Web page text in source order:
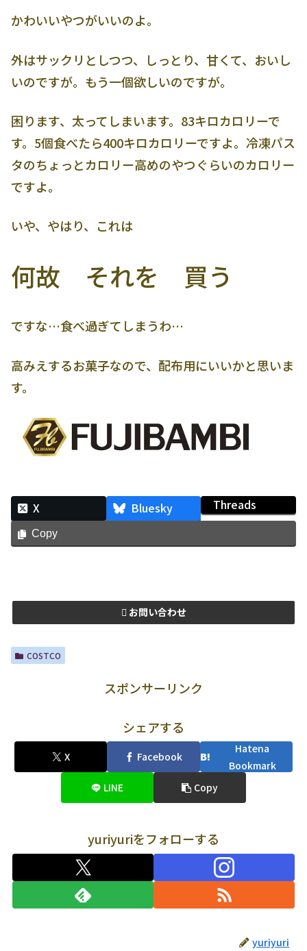
かわいいやつがいいのよ。
外はサックリとしつつ、しっとり、甘くて、おいし
いのですが。もう一個欲しいのですが。
困ります、太ってしまいます。83キロカロリーで
す。5個食べたら400キロカロリーですよ。冷凍パス
タのちょっとカロリー高めのやつぐらいのカロリー
ですよ。
いや、やはり、これは
何故 それを 買う
ですな…食べ過ぎてしまうわ…
高みえするお菓子なので、配布用にいいかと思いま
す。
X Bluesky Threads
Copy
お問い合わせ
COSTCO
スポンサーリンク
シェアする
X Facebook
Hatena
Bookmark
LINE
Copy
yuriyuriをフォローする
yuriyuri